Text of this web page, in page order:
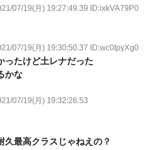
07/19(月) 19:27:49.39 ID:ixkVA79P0
07/19(月) 19:30:50.37 ID:wc0IpyXg0
ったけど土レナだった
かな
07/19(月) 19:32:26.53
久最高クラスじゃねえの？